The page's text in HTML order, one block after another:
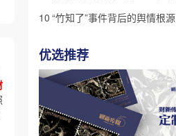
10 “竹知了”事件背后的舆情根源
优选推荐